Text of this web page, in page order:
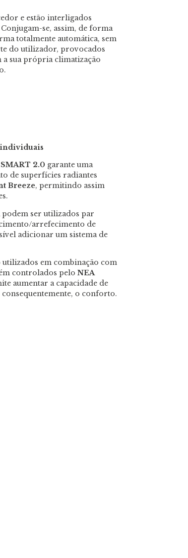
e estão interligados
se, assim, de forma
totalmente automática, sem
do utilizador, provocados
sua própria climatização
2.0 garante uma
de superfícies radiantes
Breeze, permitindo assim
ser utilizados par
arrefecimento de
adicionar um sistema de
utilizados em combinação com
controlados pelo NEA
aumentar a capacidade de
o conforto.